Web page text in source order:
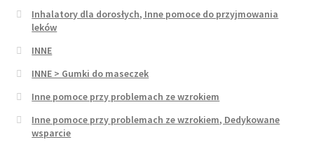
Inhalatory dla dorosłych, Inne pomoce do przyjmowania
leków
INNE
INNE > Gumki do maseczek
Inne pomoce przy problemach ze wzrokiem
Inne pomoce przy problemach ze wzrokiem, Dedykowane
wsparcie